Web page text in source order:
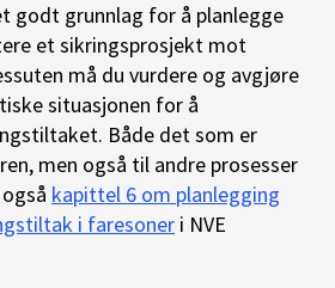
godt grunnlag for å planlegge
et sikringsprosjekt mot
må du vurdere og avgjøre
situasjonen for å
Både det som er
men også til andre prosesser
kapittel 6 om planlegging
i faresoner i NVE